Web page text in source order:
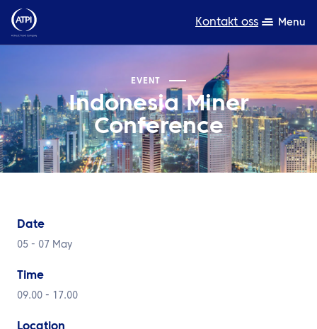
Kontakt oss Menu
Produkter
Ressurser
Om oss
TravelHub Login
Søk
NO
EVENT
Indonesia Miner
Conference
Date
05 - 07 May
Time
09.00 - 17.00